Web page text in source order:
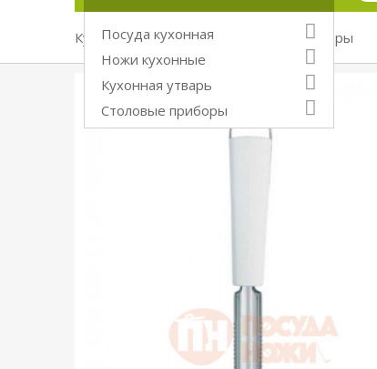
Посуда кухонная
Ножи кухонные
Кухонная утварь
Столовые приборы
Кухонная утварь Кухонные аксессуары